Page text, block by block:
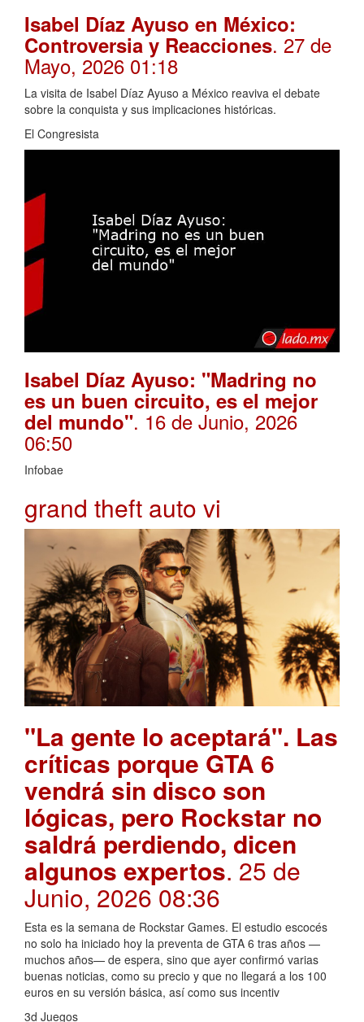
Isabel Díaz Ayuso en México:
Controversia y Reacciones. 27 de
Mayo, 2026 01:18
La visita de Isabel Díaz Ayuso a México reaviva el debate
sobre la conquista y sus implicaciones históricas.
El Congresista
Isabel Díaz Ayuso: "Madring no
es un buen circuito, es el mejor
del mundo". 16 de Junio, 2026
06:50
Infobae
grand theft auto vi
"La gente lo aceptará". Las
críticas porque GTA 6
vendrá sin disco son
lógicas, pero Rockstar no
saldrá perdiendo, dicen
algunos expertos. 25 de
Junio, 2026 08:36
Esta es la semana de Rockstar Games. El estudio escocés
no solo ha iniciado hoy la preventa de GTA 6 tras años —
muchos años— de espera, sino que ayer confirmó varias
buenas noticias, como su precio y que no llegará a los 100
euros en su versión básica, así como sus incentiv
3d Juegos